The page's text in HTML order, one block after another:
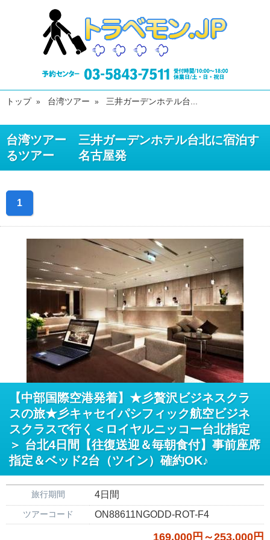
トップ 台湾ツアー 三井ガーデンホテル台...
台湾ツアー 三井ガーデンホテル台北に宿泊す
るツアー 名古屋発
1
【中部国際空港発着】★彡贅沢ビジネスクラ
スの旅★彡キャセイパシフィック航空ビジネ
スクラスで行く＜ロイヤルニッコー台北指定
＞ 台北4日間【往復送迎＆毎朝食付】事前座席
指定＆ベッド2台（ツイン）確約OK♪
旅行期間 4日間
ツアーコード ON88611NGODD-ROT-F4
169,000円～253,000円